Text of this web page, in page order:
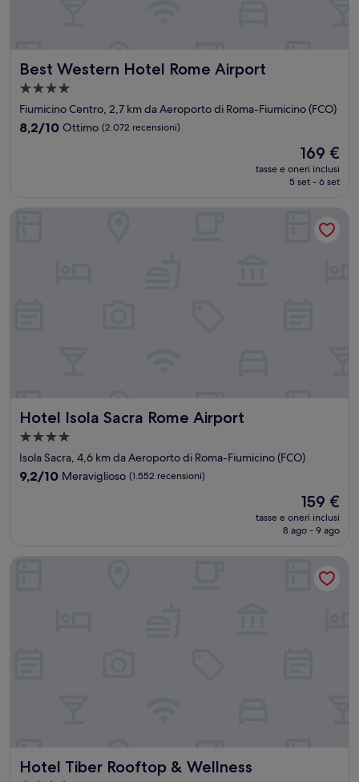
Best Western Hotel Rome Airport
Best Western Hotel Rome Airport
Struttura
a
4.0
stelle
Fiumicino Centro, 2,7 km da Aeroporto di Roma-Fiumicino (FCO)
8.2
8,2/10 Ottimo (2.072 recensioni)
Il
prezzo
attuale
169 €
tasse e oneri inclusi
5 set - 6 set
Hotel Isola Sacra Rome Airport
Hotel Isola Sacra Rome Airport
Struttura
a
4.0
Isola Sacra, 4,6 km da Aeroporto di Roma-Fiumicino (FCO)
9.2
9,2/10 Meraviglioso (1.552 recensioni)
Il
prezzo
attuale
159 €
159 €
tasse e oneri inclusi
8 ago - 9 ago
Hotel Isola Sacra Rome Airport
Hotel Tiber Rooftop & Wellness
Hotel Tiber Rooftop & Wellness